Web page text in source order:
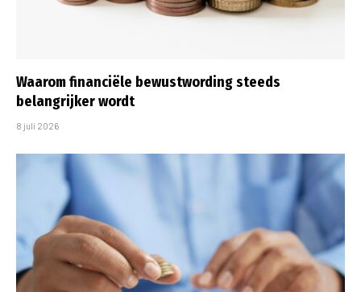
Waarom financiële bewustwording steeds
belangrijker wordt
8 juli 2026